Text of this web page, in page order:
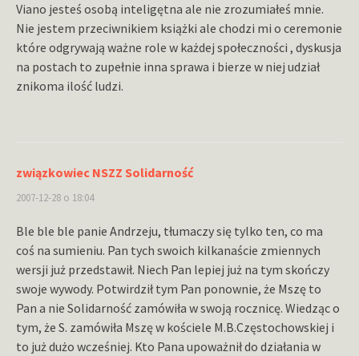
Viano jesteś osobą inteligętna ale nie zrozumiałeś mnie.
Nie jestem przeciwnikiem książki ale chodzi mi o ceremonie
które odgrywają ważne role w każdej społeczności , dyskusja
na postach to zupełnie inna sprawa i bierze w niej udział
znikoma ilość ludzi.
związkowiec NSZZ Solidarność
2007-12-28 o 18:04
Ble ble ble panie Andrzeju, tłumaczy się tylko ten, co ma
coś na sumieniu. Pan tych swoich kilkanaście zmiennych
wersji już przedstawił. Niech Pan lepiej już na tym skończy
swoje wywody. Potwirdził tym Pan ponownie, że Mszę to
Pan a nie Solidarność zamówiła w swoją rocznicę. Wiedząc o
tym, że S. zamówiła Mszę w kościele M.B.Częstochowskiej i
to już dużo wcześniej. Kto Pana upoważnił do działania w